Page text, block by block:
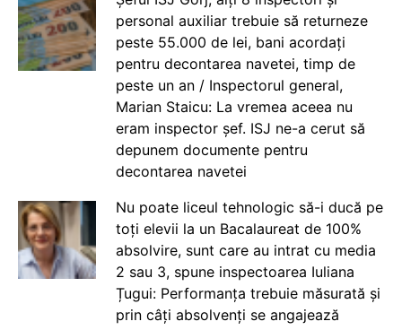
personal auxiliar trebuie să returneze
peste 55.000 de lei, bani acordați
pentru decontarea navetei, timp de
peste un an / Inspectorul general,
Marian Staicu: La vremea aceea nu
eram inspector șef. ISJ ne-a cerut să
depunem documente pentru
decontarea navetei
Nu poate liceul tehnologic să-i ducă pe
toți elevii la un Bacalaureat de 100%
absolvire, sunt care au intrat cu media
2 sau 3, spune inspectoarea Iuliana
Țugui: Performanța trebuie măsurată și
prin câți absolvenți se angajează